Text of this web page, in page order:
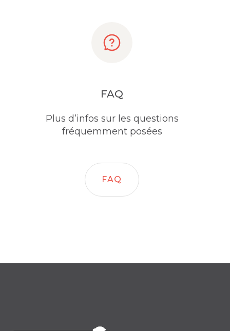
FAQ
Plus d’infos sur les questions
fréquemment posées
FAQ